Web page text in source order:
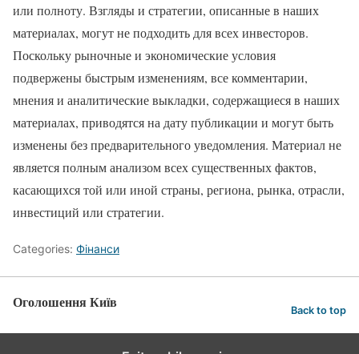
или полноту. Взгляды и стратегии, описанные в наших
материалах, могут не подходить для всех инвесторов.
Поскольку рыночные и экономические условия
подвержены быстрым изменениям, все комментарии,
мнения и аналитические выкладки, содержащиеся в наших
материалах, приводятся на дату публикации и могут быть
изменены без предварительного уведомления. Материал не
является полным анализом всех существенных фактов,
касающихся той или иной страны, региона, рынка, отрасли,
инвестиций или стратегии.
Categories: Фінанси
Оголошення Київ Back to top